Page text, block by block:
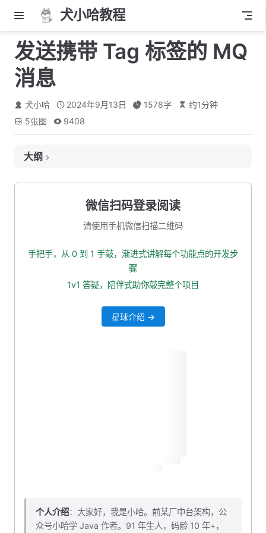
犬小哈教程
发送携带 Tag 标签的 MQ
消息
犬小哈 2024年9月13日 1578字 约1分钟
5张图 9408
大纲
什么时候该用 Topic，什么时候该用 Tag？
创建 MQ 常量类
补充 service 业务层
微信扫码登录阅读
请使用手机微信扫描二维码
手把手，从 0 到 1 手敲，渐进式讲解每个功能点的开发步
骤
1v1 答疑，陪伴式助你敲完整个项目
星球介绍 →
个人介绍：大家好，我是小哈。前某厂中台架构，公
众号小哈学 Java 作者。91 年生人，码龄 10 年+，